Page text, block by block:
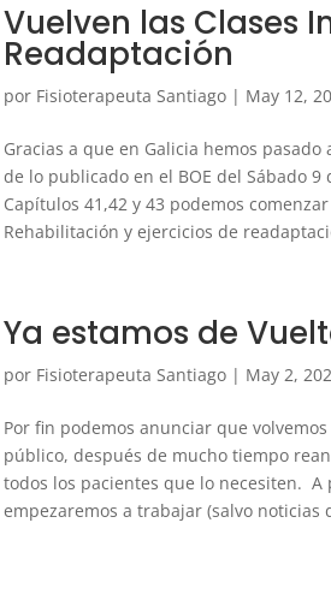
Vuelven las Clases
Readaptación
por Fisioterapeuta Santiago | May 12,
Gracias a que en Galicia hemos pasado
de lo publicado en el BOE del Sábado 9
Capítulos 41,42 y 43 podemos
Rehabilitación y ejercicios de
Ya estamos de
por Fisioterapeuta Santiago | May 2,
Por fin podemos anunciar que
público, después de mucho tiempo
todos los pacientes que lo necesiten. A
empezaremos a trabajar (salvo noticias